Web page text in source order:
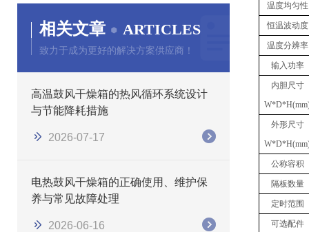
相关文章 ARTICLES
致力于成为更好的解决方案供应商！
高温鼓风干燥箱的热风循环系统设计
与节能降耗措施
2026-07-17
电热鼓风干燥箱的正确使用、维护保
养与常见故障处理
2026-06-16
温度均匀性
恒温波动度
温度分辨率
输入功率
内胆尺寸
外形尺寸
公称容积
隔板数量
定时范围
可选配件